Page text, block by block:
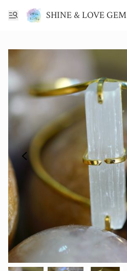
SHINE & LOVE GEM